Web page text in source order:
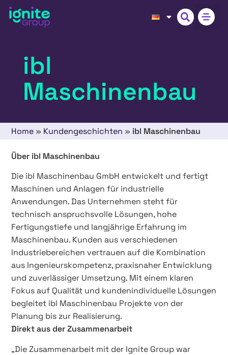
ibl
Maschinenbau
Home » Kundengeschichten » ibl Maschinenbau
Über ibl Maschinenbau
Die ibl Maschinenbau GmbH entwickelt und fertigt
Maschinen und Anlagen für industrielle
Anwendungen. Das Unternehmen steht für
technisch anspruchsvolle Lösungen, hohe
Fertigungstiefe und langjährige Erfahrung im
Maschinenbau. Kunden aus verschiedenen
Industriebereichen vertrauen auf die Kombination
aus Ingenieurskompetenz, praxisnaher Entwicklung
und zuverlässiger Umsetzung. Mit einem klaren
Fokus auf Qualität und kundenindividuelle Lösungen
begleitet ibl Maschinenbau Projekte von der
Planung bis zur Realisierung.
Direkt aus der Zusammenarbeit
„Die Zusammenarbeit mit der Ignite Group war